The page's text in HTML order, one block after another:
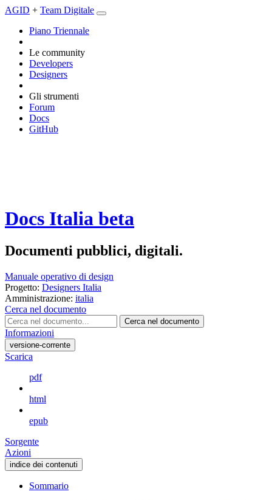
AGID + Team Digitale
Piano Triennale
Le community
Developers
Designers
Gli strumenti
Forum
Docs
GitHub
Docs Italia beta
Documenti pubblici, digitali.
Manuale operativo di design
Progetto: Designers Italia
Amministrazione: italia
Cerca nel documento
Cerca nel documento
Informazioni
versione-corrente
Scarica
pdf
html
epub
Sorgente
Azioni
indice dei contenuti
Sommario